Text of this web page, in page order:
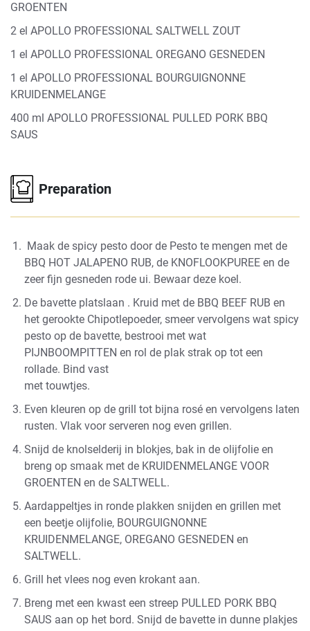
GROENTEN
2 el APOLLO PROFESSIONAL SALTWELL ZOUT
1 el APOLLO PROFESSIONAL OREGANO GESNEDEN
1 el APOLLO PROFESSIONAL BOURGUIGNONNE
KRUIDENMELANGE
400 ml APOLLO PROFESSIONAL PULLED PORK BBQ
SAUS
Preparation
Maak de spicy pesto door de Pesto te mengen met de
BBQ HOT JALAPENO RUB, de KNOFLOOKPUREE en de
zeer fijn gesneden rode ui. Bewaar deze koel.
De bavette platslaan . Kruid met de BBQ BEEF RUB en
het gerookte Chipotlepoeder, smeer vervolgens wat spicy
pesto op de bavette, bestrooi met wat
PIJNBOOMPITTEN en rol de plak strak op tot een
rollade. Bind vast
met touwtjes.
Even kleuren op de grill tot bijna rosé en vervolgens laten
rusten. Vlak voor serveren nog even grillen.
Snijd de knolselderij in blokjes, bak in de olijfolie en
breng op smaak met de KRUIDENMELANGE VOOR
GROENTEN en de SALTWELL.
Aardappeltjes in ronde plakken snijden en grillen met
een beetje olijfolie, BOURGUIGNONNE
KRUIDENMELANGE, OREGANO GESNEDEN en
SALTWELL.
Grill het vlees nog even krokant aan.
Breng met een kwast een streep PULLED PORK BBQ
SAUS aan op het bord. Snijd de bavette in dunne plakjes